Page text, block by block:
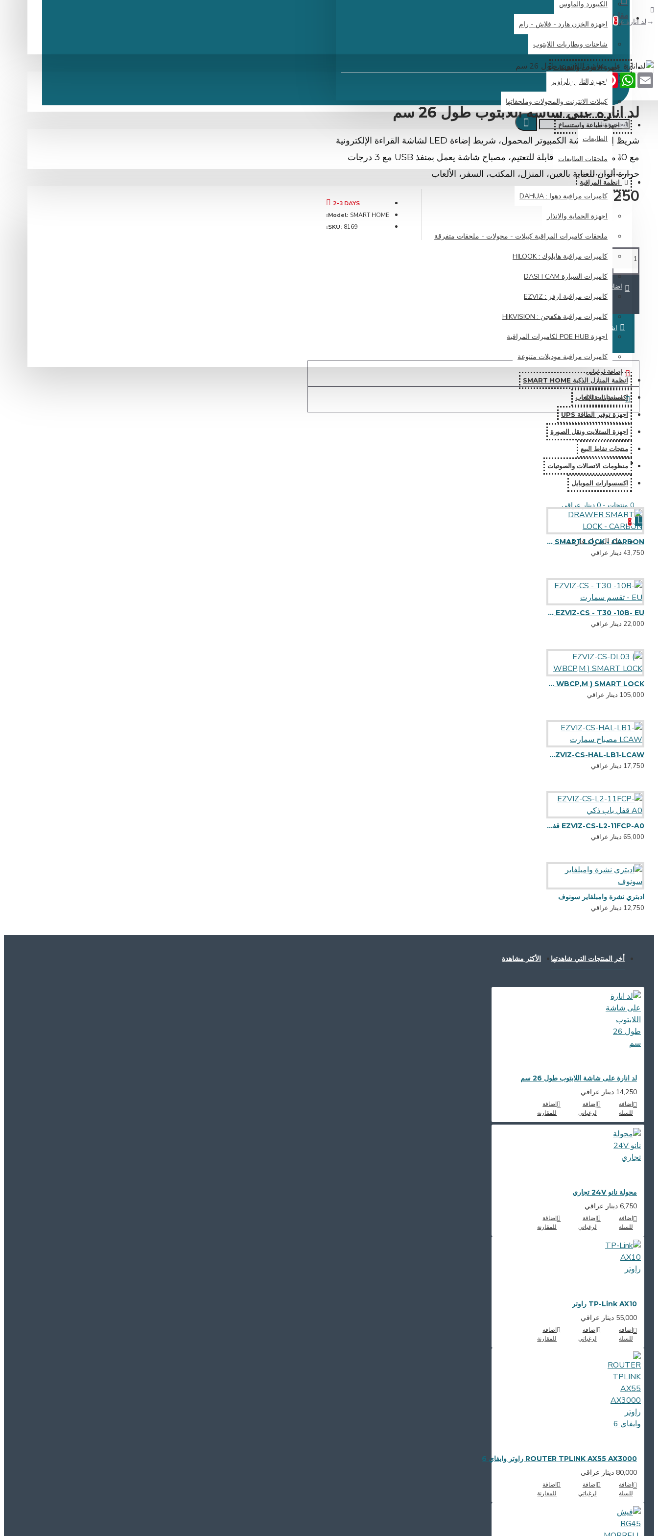
مقارنة
0
الكيبورد والماوس
اجهزة الخزن هارد - فلاش - رام
شاحنات وبطاريات اللابتوب
اجهزة الانترنت والشبكات
اجهزة النانو والراوتر
كيبلات الانترنت والمحولات وملحقاتها
اجهزة طباعة واستنساخ
الطابعات
ملحقات الطابعات
انظمة المراقبة
كاميرات مراقبة دهوا : DAHUA
اجهزة الحماية والانذار
ملحقات كاميرات المراقبة كيبلات - محولات - ملحقات متفرقة
كاميرات مراقبة هايلوك : HILOOK
كاميرات السيارة DASH CAM
كاميرات مراقبة ازفز : EZVIZ
كاميرات مراقبة هكفجن : HIKVISION
اجهزة POE HUB لكاميرات المراقبة
كاميرات مراقبة موديلات متنوعة
انظمة المنازل الذكية SMART HOME
اكسسوارات الالعاب
اجهزة توفير الطاقة UPS
اجهزة الستلايت ونقل الصورة
منتجات نقاط البيع
منظومات الاتصالات والصوتيات
اكسسوارات الموبايل
0 منتجات - 0 دينار عراقي
0
سلة الشراء فارغة !
لد انارة على شاشة اللابتوب طول 26 سم
Share
Facebook PinterestWhatsAppEmail
لد انارة على شاشة اللابتوب طول 26 سم
شريط إضاءة شاشة الكمبيوتر المحمول، شريط إضاءة LED لشاشة القراءة الإلكترونية
مع 10 مستويات سطوع قابلة للتعتيم، مصباح شاشة يعمل بمنفذ USB مع 3 درجات
حرارة ألوان للعناية بالعين، المنزل، المكتب، السفر، الألعاب
14,250 دينار عراقي
2-3 DAYS
Model: SMART HOME
SKU: 8169
اضافة للسلة
اشتري الان
إضافة لرغباتي
اضافة للمقارنة
DRAWER SMART LOCK - CARBON
43,750 دينار عراقي
EZVIZ-CS - T30 -10B- EU - تقسم سمارت
22,000 دينار عراقي
EZVIZ-CS-DL03 ( WBCP,M ) SMART LOCK
105,000 دينار عراقي
EZVIZ-CS-HAL-LB1-LCAW مصباح سمارت
17,750 دينار عراقي
EZVIZ-CS-L2-11FCP-A0 قفل باب ذكي
65,000 دينار عراقي
ادبتري نشرة وامبلفاير سونوف
12,750 دينار عراقي
أخر المنتجات التي شاهدتها الأكثر مشاهدة
لد انارة على شاشة اللابتوب طول 26 سم
14,250 دينار عراقي
اضافة
للسلة
إضافة
لرغباتي
اضافة
للمقارنة
محولة نانو 24V تجاري
6,750 دينار عراقي
اضافة
للسلة
إضافة
لرغباتي
اضافة
للمقارنة
TP-Link AX10 راوتر
55,000 دينار عراقي
اضافة
للسلة
إضافة
لرغباتي
اضافة
للمقارنة
ROUTER TPLINK AX55 AX3000 راوتر وايفاي 6
80,000 دينار عراقي
اضافة
للسلة
إضافة
لرغباتي
اضافة
للمقارنة